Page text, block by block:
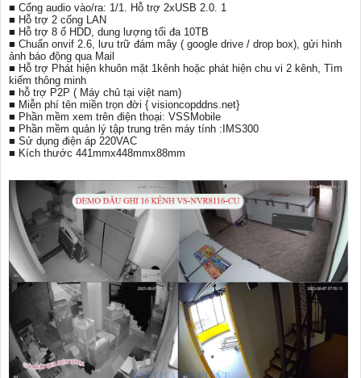
■ Cổng audio vào/ra: 1/1. Hỗ trợ 2xUSB 2.0. 1
■ Hỗ trợ 2 cổng LAN
■ Hỗ trợ 8 ổ HDD, dung lượng tối đa 10TB
■ Chuẩn onvif 2.6, lưu trữ đám mây ( google drive / drop box), gửi hình
ảnh báo động qua Mail
■ Hỗ trợ Phát hiện khuôn mặt 1kênh hoặc phát hiện chu vi 2 kênh, Tìm
kiếm thông minh
■ hỗ trợ P2P ( Máy chủ tại việt nam)
■ Miễn phí tên miền trọn đời { visioncopddns.net}
■ Phần mềm xem trên điện thoại: VSSMobile
■ Phần mềm quản lý tập trung trên máy tính :IMS300
■ Sử dụng điện áp 220VAC
■ Kích thước 441mmx448mmx88mm